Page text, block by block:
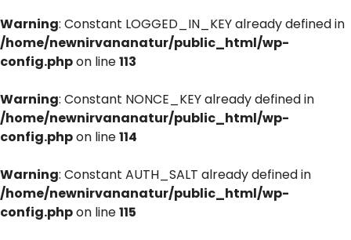
Warning: Constant LOGGED_IN_KEY already defined in
/home/newnirvananatur/public_html/wp-
config.phpon line113
Warning: Constant NONCE_KEY already defined in
/home/newnirvananatur/public_html/wp-
config.phpon line114
Warning: Constant AUTH_SALT already defined in
/home/newnirvananatur/public_html/wp-
config.phpon line115